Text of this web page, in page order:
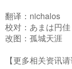
翻译：nichalos
校对：あまは円佳
改图：孤城天涯
【更多相关资讯请